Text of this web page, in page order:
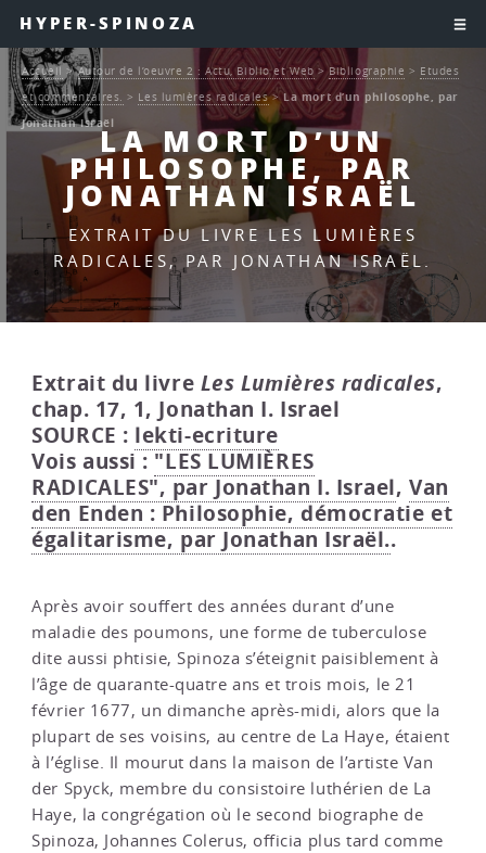
HYPER-SPINOZA
LA MORT D’UN
PHILOSOPHE, PAR
JONATHAN ISRAËL
EXTRAIT DU LIVRE LES LUMIÈRES
RADICALES, PAR JONATHAN ISRAËL.
Accueil >Autour de l’oeuvre 2 : Actu, Biblio et Web >Bibliographie > Etudes
et commentaires. > Les lumières radicales>La mort d’un philosophe, par
Jonathan Israël
Extrait du livre Les Lumières radicales,
chap. 17, 1, Jonathan I. Israel
SOURCE : lekti-ecriture
Vois aussi : "LES LUMIÈRES
RADICALES", par Jonathan I. Israel,Van
den Enden : Philosophie, démocratie et
égalitarisme, par Jonathan Israël..
Après avoir souffert des années durant d’une
maladie des poumons, une forme de tuberculose
dite aussi phtisie, Spinoza s’éteignit paisiblement à
l’âge de quarante-quatre ans et trois mois, le 21
février 1677, un dimanche après-midi, alors que la
plupart de ses voisins, au centre de La Haye, étaient
à l’église. Il mourut dans la maison de l’artiste Van
der Spyck, membre du consistoire luthérien de La
Haye, la congrégation où le second biographe de
Spinoza, Johannes Colerus, officia plus tard comme